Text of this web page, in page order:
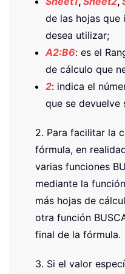
de las hojas que
desea utilizar;
A2:B6: es el
de cálculo que
2: indica el
que se devuelve
2. Para facilitar la
fórmula, en
varias funciones
mediante la
más hojas de
otra función
final de la fórmula.
3. Si el valor